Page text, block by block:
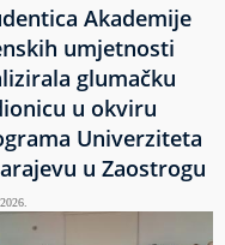
Akademije
umjetnosti
glumačku
u okviru
Univerziteta
u Zaostrogu